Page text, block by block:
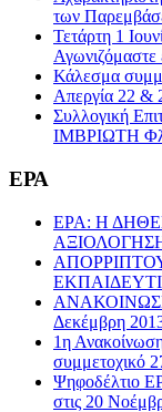
των
Τετάρτη 1
Αγωνιζόμαστε
Κάλεσμα
Απεργία 22
Συλλογική
ΙΜΒΡΙΩΤΗ
ΕΡΑ
ΕΡΑ: Η
Δεκέμβρη
1η
συμμετοχικό
Ψηφοδέλτιο
στις 20